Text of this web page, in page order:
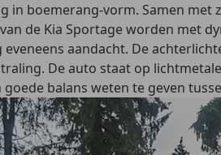
in boemerang-vorm. Samen met
de Kia Sportage worden met
eveneens aandacht. De
De auto staat op
goede balans weten te geven